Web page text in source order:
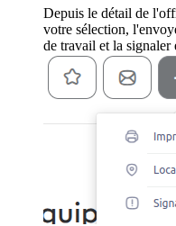
Depuis le détail de
votre sélection,
de travail et la signaler